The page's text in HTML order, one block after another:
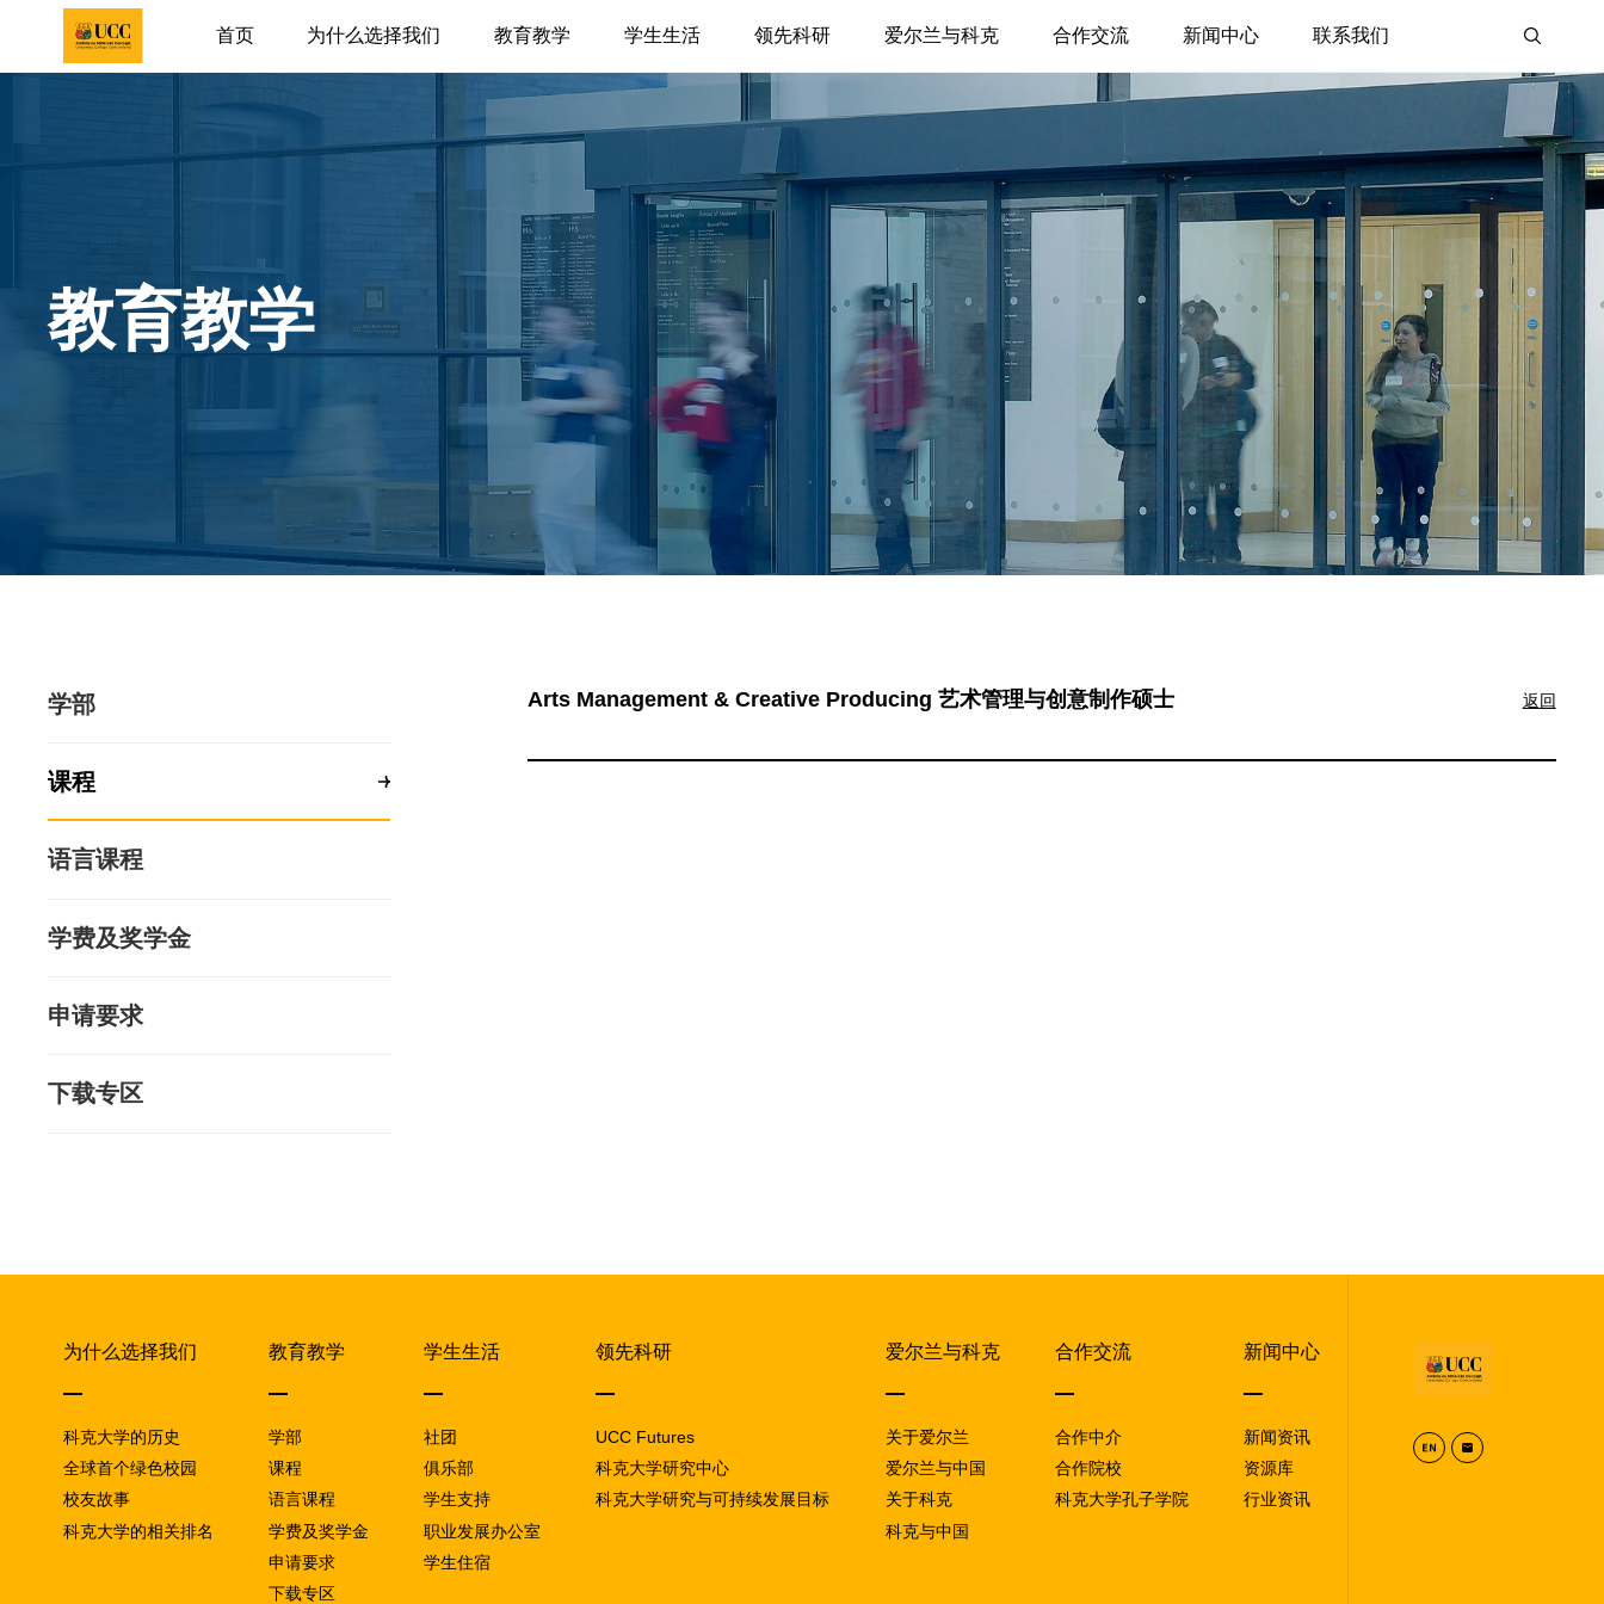
首页 为什么选择我们 教育教学 学生生活 领先科研 爱尔兰与科克 合作交流 新闻中心 联系我们
教育教学
学部
课程
语言课程
学费及奖学金
申请要求
下载专区
Arts Management & Creative Producing 艺术管理与创意制作硕士 返回
为什么选择我们
科克大学的历史
全球首个绿色校园
校友故事
科克大学的相关排名
教育教学
学部
课程
语言课程
学费及奖学金
申请要求
下载专区
学生生活
社团
俱乐部
学生支持
职业发展办公室
学生住宿
领先科研
UCC Futures
科克大学研究中心
科克大学研究与可持续发展目标
爱尔兰与科克
关于爱尔兰
爱尔兰与中国
关于科克
科克与中国
合作交流
合作中介
合作院校
科克大学孔子学院
新闻中心
新闻资讯
资源库
行业资讯